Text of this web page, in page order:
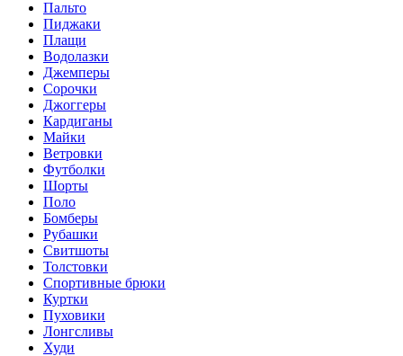
Пальто
Пиджаки
Плащи
Водолазки
Джемперы
Сорочки
Джоггеры
Кардиганы
Майки
Ветровки
Футболки
Шорты
Поло
Бомберы
Рубашки
Свитшоты
Толстовки
Спортивные брюки
Куртки
Пуховики
Лонгсливы
Худи